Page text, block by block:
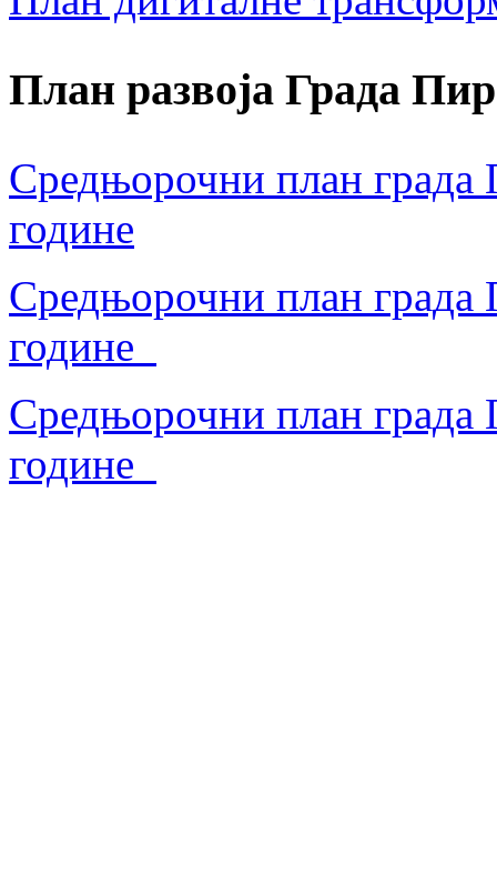
План развоја Града
Средњорочни план града
године
Средњорочни план града
године
Средњорочни план града
године